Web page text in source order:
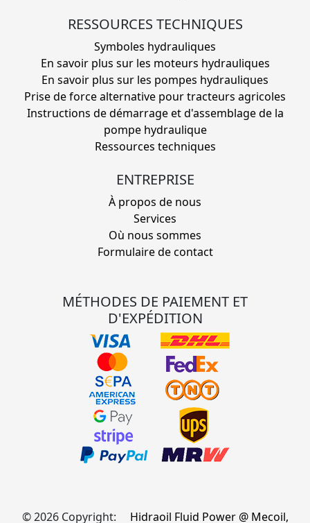
RESSOURCES TECHNIQUES
Symboles hydrauliques
En savoir plus sur les moteurs hydrauliques
En savoir plus sur les pompes hydrauliques
Prise de force alternative pour tracteurs agricoles
Instructions de démarrage et d'assemblage de la
pompe hydraulique
Ressources techniques
ENTREPRISE
À propos de nous
Services
Où nous sommes
Formulaire de contact
MÉTHODES DE PAIEMENT ET
D'EXPÉDITION
© 2026 Copyright: Hidraoil Fluid Power @ Mecoil,